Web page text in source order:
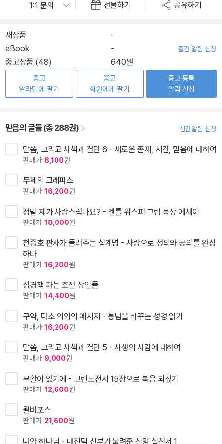
선물하기 공유하기
새상품
-
eBook
- 출간 알림 신청
중고상품 (48) 640원
중고
알라딘에 팔기
중고
회원에게 팔기
중고 등록
알림 신청
믿음의 글들 (총 288권) 신간알림 신청
말씀, 그리고 사색과 결단 6 - 새로운 존재, 시간, 믿음에 대하여
판매가 8,100원
두제의 크레파스
판매가 16,200원
정말 제가 사랑스럽나요? - 젠틀 위스퍼 그림 묵상 에세이
판매가 18,000원
천종호 판사가 들려주는 십계명 - 사랑으로 정의와 공의를 완성
하다
판매가 16,200원
성경책 파는 조선 상인들
판매가 14,400원
구약, 다소 의외의 메시지 - 통념을 바꾸는 성경 읽기
판매가 16,200원
말씀, 그리고 사색과 결단 5 - 사생의 사람에 대하여
판매가 9,000원
부활이 있기에 - 고린도전서 15장으로 복음 되짚기
판매가 12,600원
윌버포스
판매가 21,600원
나와 하나님 - 대천덕 신부가 물려준 신앙 실천서 1